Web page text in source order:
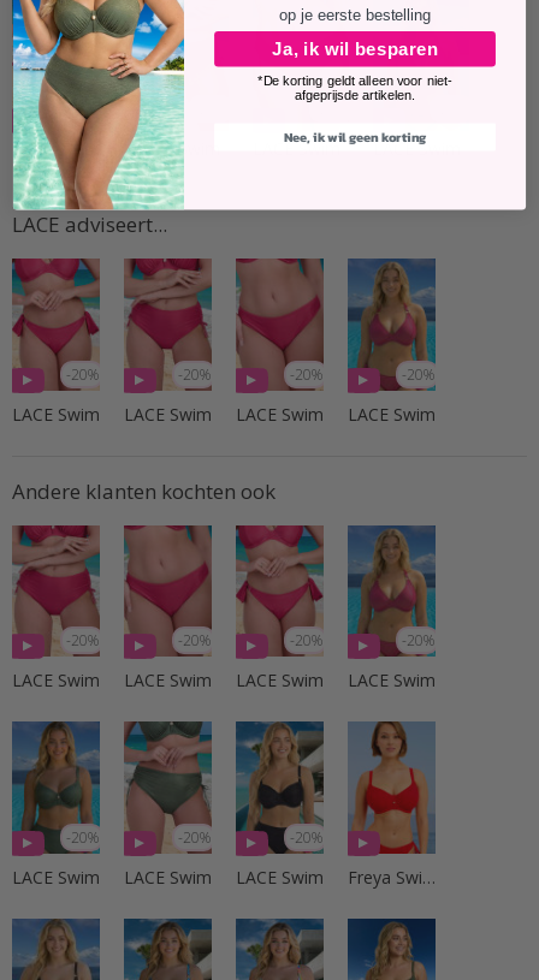
-20%
LACE Swim LACE Swim
-20%
LACE Swim LACE Swim
LACE adviseert...
-20%
LACE Swim
-20%
LACE Swim
-20%
LACE Swim
-20%
LACE Swim
Andere klanten kochten ook
-20%
LACE Swim
-20%
LACE Swim
-20%
LACE Swim
-20%
LACE Swim
-20%
LACE Swim
-20%
LACE Swim
-20%
LACE Swim Freya Swim
op je eerste bestelling
Ja, ik wil besparen
*De korting geldt alleen voor niet-
afgeprijsde artikelen.
Nee, ik wil geen korting